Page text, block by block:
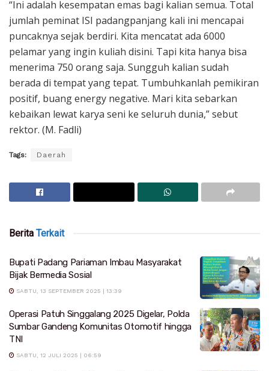
“Ini adalah kesempatan emas bagi kalian semua. Total
jumlah peminat ISI padangpanjang kali ini mencapai
puncaknya sejak berdiri. Kita mencatat ada 6000
pelamar yang ingin kuliah disini. Tapi kita hanya bisa
menerima 750 orang saja. Sungguh kalian sudah
berada di tempat yang tepat. Tumbuhkanlah pemikiran
positif, buang energy negative. Mari kita sebarkan
kebaikan lewat karya seni ke seluruh dunia,” sebut
rektor. (M. Fadli)
Tags: Daerah
Berita Terkait
Bupati Padang Pariaman Imbau Masyarakat
Bijak Bermedia Sosial
SABTU, 13 SEPTEMBER 2025 | 13:39
Operasi Patuh Singgalang 2025 Digelar, Polda
Sumbar Gandeng Komunitas Otomotif hingga
TNI
SABTU, 12 JULI 2025 | 06:59